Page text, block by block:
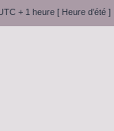
+ 1 heure [ Heure d’été ]